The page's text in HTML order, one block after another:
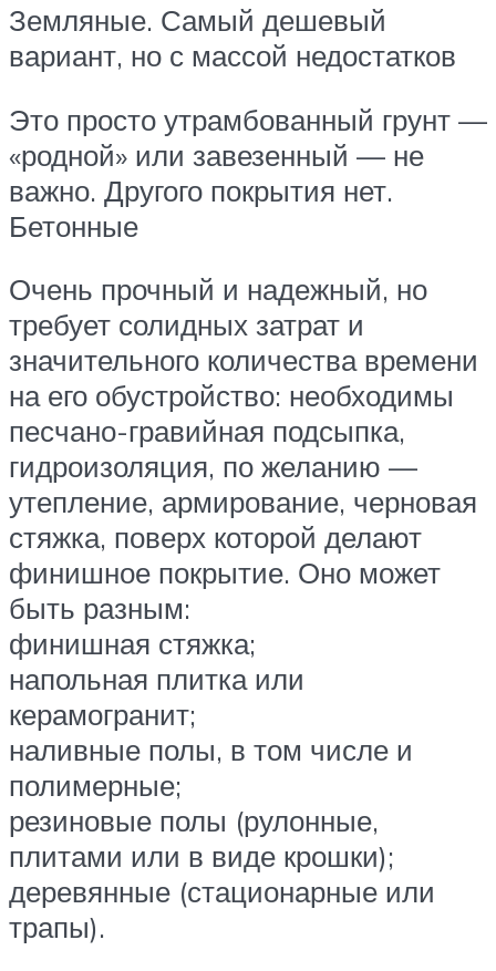
Земляные. Самый дешевый
вариант, но с массой недостатков
Это просто утрамбованный грунт —
«родной» или завезенный — не
важно. Другого покрытия нет.
Бетонные
Очень прочный и надежный, но
требует солидных затрат и
значительного количества времени
на его обустройство: необходимы
песчано-гравийная подсыпка,
гидроизоляция, по желанию —
утепление, армирование, черновая
стяжка, поверх которой делают
финишное покрытие. Оно может
быть разным:
финишная стяжка;
напольная плитка или
керамогранит;
наливные полы, в том числе и
полимерные;
резиновые полы (рулонные,
плитами или в виде крошки);
деревянные (стационарные или
трапы).